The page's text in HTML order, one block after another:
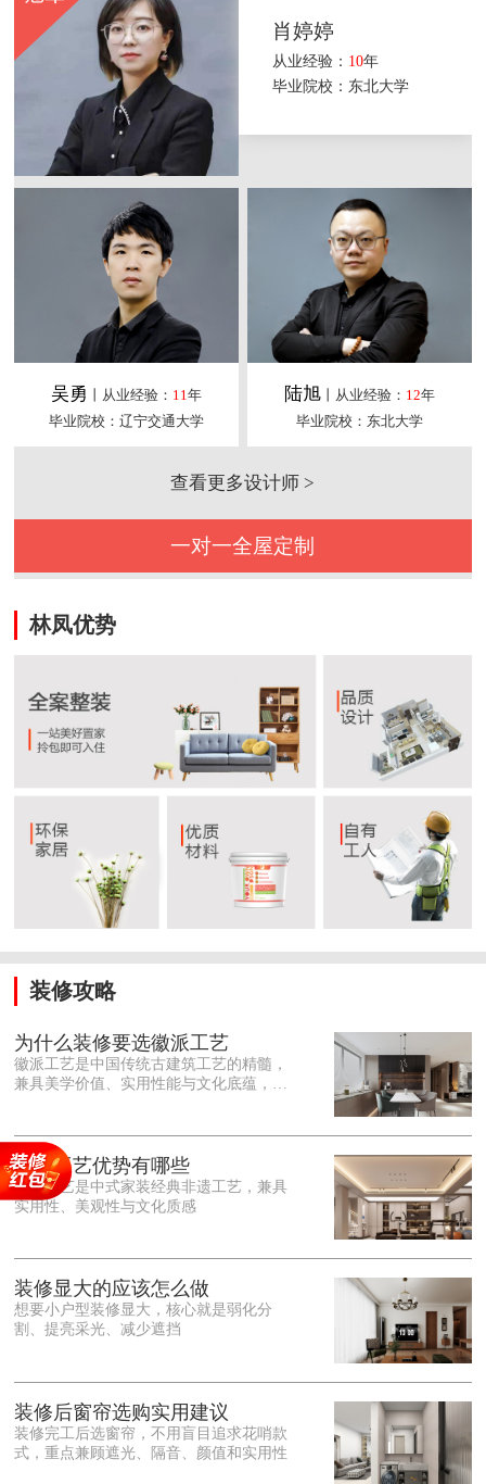
肖婷婷
从业经验： 10年
毕业院校：东北大学
吴勇 丨从业经验： 11年
毕业院校：辽宁交通大学
陆旭丨从业经验： 12年
毕业院校：东北大学
查看更多设计师 >
一对一全屋定制
林凤优势
装修攻略
为什么装修要选徽派工艺
徽派工艺是中国传统古建筑工艺的精髓，
兼具美学价值、实用性能与文化底蕴，优
雕细琢的砖、木、石雕为特色，线条古朴
大气，意境悠远，自带东方中式雅致韵
味，耐看且不易过时。<o:p></o:p> 在工
艺品质上，徽派工艺遵循古法匠心工序，
保耐用，抗风化、耐腐蚀，使用
徽派工艺优势有哪些
徽派工艺是中式家装经典非遗工艺，兼具
实用性、美观性与文化质感
装修显大的应该怎么做
想要小户型装修显大，核心就是弱化分
割、提亮采光、减少遮挡
装修后窗帘选购实用建议
装修完工后选窗帘，不用盲目追求花哨款
式，重点兼顾遮光、隔音、颜值和实用性